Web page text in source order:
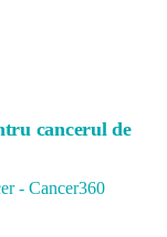
cancerul de
- Cancer360